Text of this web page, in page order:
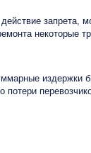
запрета,
некоторые